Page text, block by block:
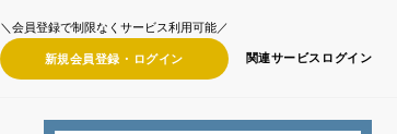
＼会員登録で制限なくサービス利用可能／
新規会員登録・ ログイン 関連サービス ログイン